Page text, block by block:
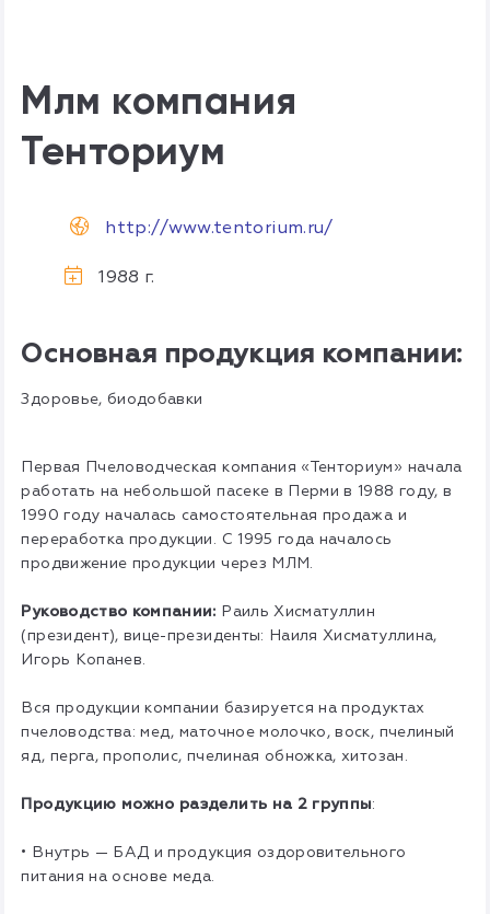
Млм компания
Тенториум
http://www.tentorium.ru/
1988 г.
Основная продукция компании:
Здоровье, биодобавки
Первая Пчеловодческая компания «Тенториум» начала
работать на небольшой пасеке в Перми в 1988 году, в
1990 году началась самостоятельная продажа и
переработка продукции. С 1995 года началось
продвижение продукции через МЛМ.
Руководство компании: Раиль Хисматуллин
(президент), вице-президенты: Наиля Хисматуллина,
Игорь Копанев.
Вся продукции компании базируется на продуктах
пчеловодства: мед, маточное молочко, воск, пчелиный
яд, перга, прополис, пчелиная обножка, хитозан.
Продукцию можно разделить на 2 группы:
• Внутрь — БАД и продукция оздоровительного
питания на основе меда.